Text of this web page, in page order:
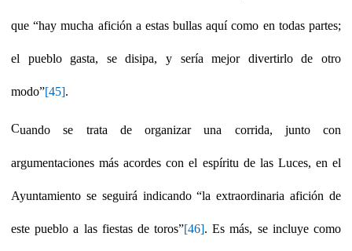
que “hay mucha afición a estas bullas aquí como en todas partes;
el pueblo gasta, se disipa, y sería mejor divertirlo de otro
modo”[45].
Cuando se trata de organizar una corrida, junto con
argumentaciones más acordes con el espíritu de las Luces, en el
Ayuntamiento se seguirá indicando “la extraordinaria afición de
este pueblo a las fiestas de toros”[46]. Es más, se incluye como